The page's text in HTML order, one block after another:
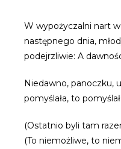
W wypożyczalni nart w
następnego dnia,
podejrzliwie: A
Niedawno, panoczku,
pomyślała, to
(Ostatnio byli tam
(To niemożliwe, to